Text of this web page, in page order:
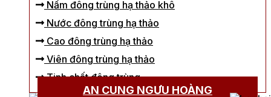
Nấm đông trùng hạ thảo khô
Nước đông trùng hạ thảo
Cao đông trùng hạ thảo
Viên đông trùng hạ thảo
Tinh chất đông trùng
AN CUNG NGƯU HOÀNG